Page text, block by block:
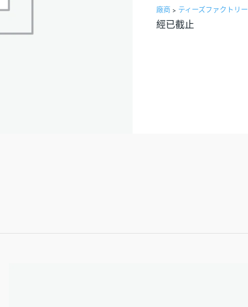
廠商 > ティーズファクトリー
經已截止